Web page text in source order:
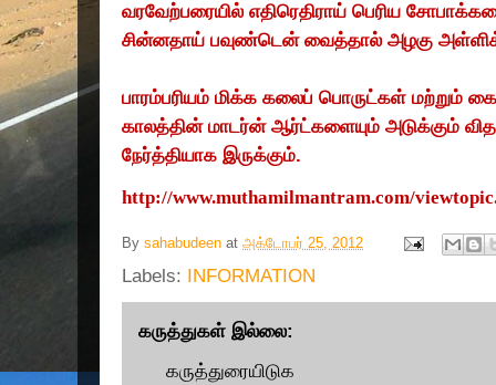
வரவேற்பரையில் எதிரெதிராய் பெரிய
சின்னதாய் பவுண்டென் வைத்தால் அழகு
பாரம்பரியம் மிக்க கலைப் பொருட்கள் மற்றும்
காலத்தின் மாடர்ன் ஆர்ட்களையும் அடுக்கும்
நேர்த்தியாக இருக்கும்.
http://www.muthamilmantram.com/
By sahabudeen at அக்டோபர் 25, 2012
Labels: INFORMATION
கருத்துகள் இல்லை:
கருத்துரையிடுக